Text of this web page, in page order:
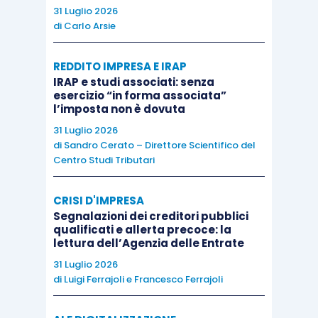
ritenuta d’acconto e cassa di previdenza.
Da parte acquirente i costi derivanti
dall’acquisizione di un pacchetto clienti sono
costi interamente deducibili, proprio in
considerazione del fatto che questi sono stati
considerati, da parte dell’Amministrazione
Finanziaria, pari alle consulenze professionali
deducibilità.
E’ il caso di precisare che il contratto di cessione
dello studio potrebbe anche prevedere che una
parte del prezzo venga imputata alla cessione del
marchio dello studio e/o delle attrezzature e/o
31 Luglio 2026
di Carlo Arsie
REDDITO IMPRESA E IRAP
IRAP e studi associati: senza
esercizio “in forma associata”
l’imposta non è dovuta
31 Luglio 2026
di Sandro Cerato – Direttore Scientifico del
Centro Studi Tributari
CRISI D'IMPRESA
Segnalazioni dei creditori pubblici
qualificati e allerta precoce: la
lettura dell’Agenzia delle Entrate
31 Luglio 2026
di Luigi Ferrajolie Francesco Ferrajoli